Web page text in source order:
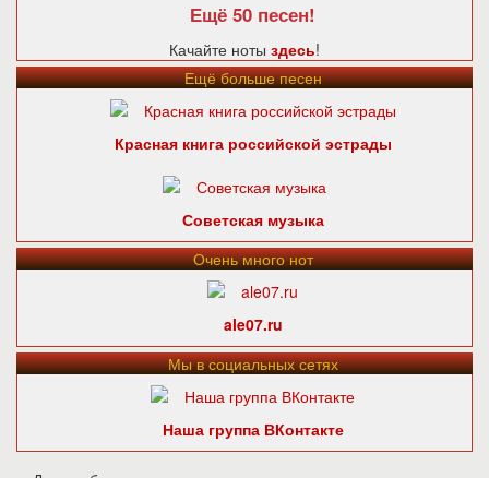
Ещё 50 песен!
Качайте ноты здесь!
Ещё больше песен
Красная книга российской эстрады
Советская музыка
Очень много нот
ale07.ru
Мы в социальных сетях
Наша группа ВКонтакте